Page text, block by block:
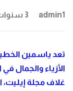
admin1 3 سنوات مضت
تعد ياسمين
الأزياء والجمال